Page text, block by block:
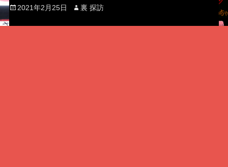
Posted
on
2021年2月25日 Author
裏 探訪